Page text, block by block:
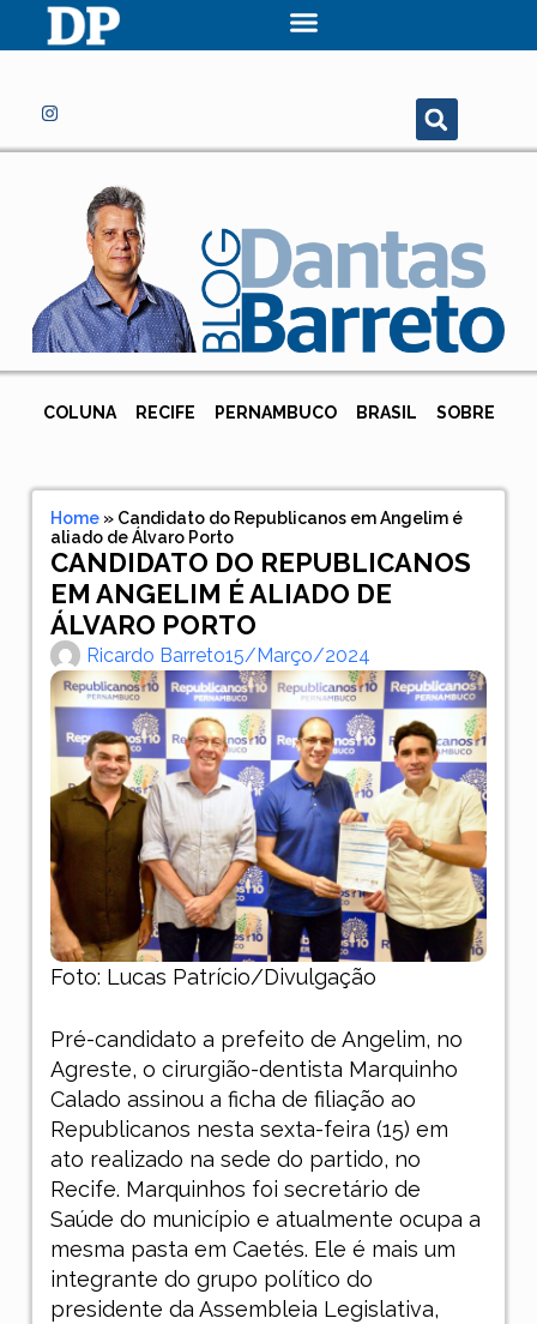
COLUNA RECIFE PERNAMBUCO BRASIL SOBRE
Home» Candidato do Republicanos em Angelim é
aliado de Álvaro Porto
CANDIDATO DO REPUBLICANOS
EM ANGELIM É ALIADO DE
ÁLVARO PORTO
Ricardo Barreto15/março/2024
Foto: Lucas Patrício/Divulgação
Pré-candidato a prefeito de Angelim, no
Agreste, o cirurgião-dentista Marquinho
Calado assinou a ficha de filiação ao
Republicanos nesta sexta-feira (15) em
ato realizado na sede do partido, no
Recife. Marquinhos foi secretário de
Saúde do município e atualmente ocupa a
mesma pasta em Caetés. Ele é mais um
integrante do grupo político do
presidente da Assembleia Legislativa,